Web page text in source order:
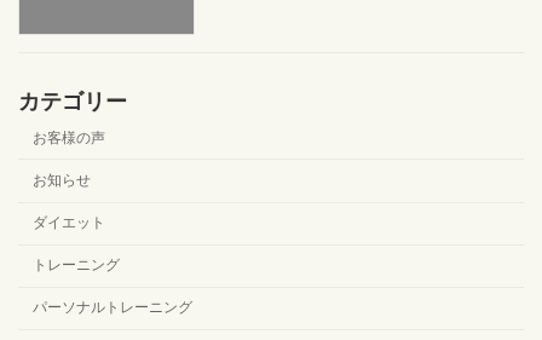
カテゴリー
お客様の声
お知らせ
ダイエット
トレーニング
パーソナルトレーニング